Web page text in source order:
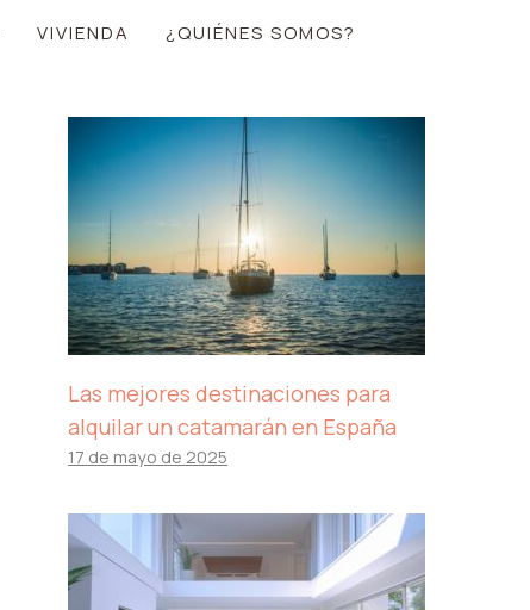
VIVIENDA
¿QUIÉNES SOMOS?
Las mejores destinaciones para
alquilar un catamarán en España
17 de mayo de 2025